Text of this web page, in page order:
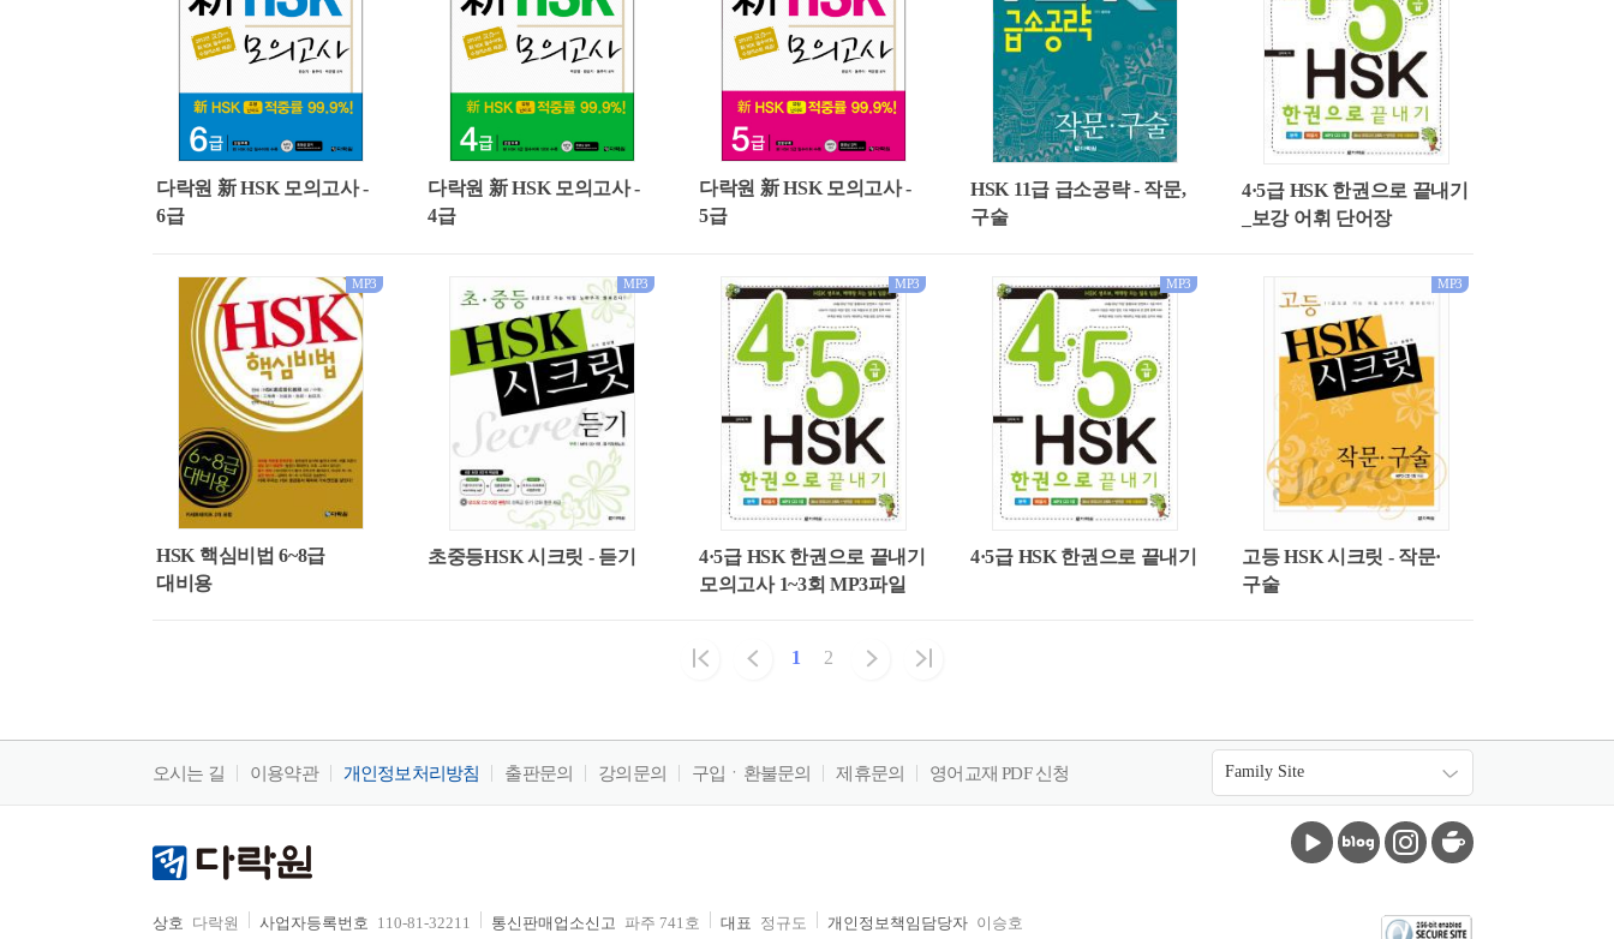
다락원 新 HSK 모의고사 -
6급
다락원 新 HSK 모의고사 -
4급
다락원 新 HSK 모의고사 -
5급
HSK 11급 급소공략 - 작문,
구술
4·5급 HSK 한권으로 끝내기
_보강 어휘 단어장
MP3
HSK 핵심비법 6~8급
대비용
MP3
초중등HSK 시크릿 - 듣기
MP3
4·5급 HSK 한권으로 끝내기
모의고사 1~3회 MP3파일
MP3
4·5급 HSK 한권으로 끝내기
MP3
고등 HSK 시크릿 - 작문·
구술
1 2
오시는 길 이용약관 개인정보처리방침 출판문의 강의문의 구입ㆍ환불문의 제휴문의 영어교재 PDF 신청
상호 다락원 사업자등록번호 110-81-32211 통신판매업소신고 파주 741호 대표 정규도 개인정보책임담당자 이승호